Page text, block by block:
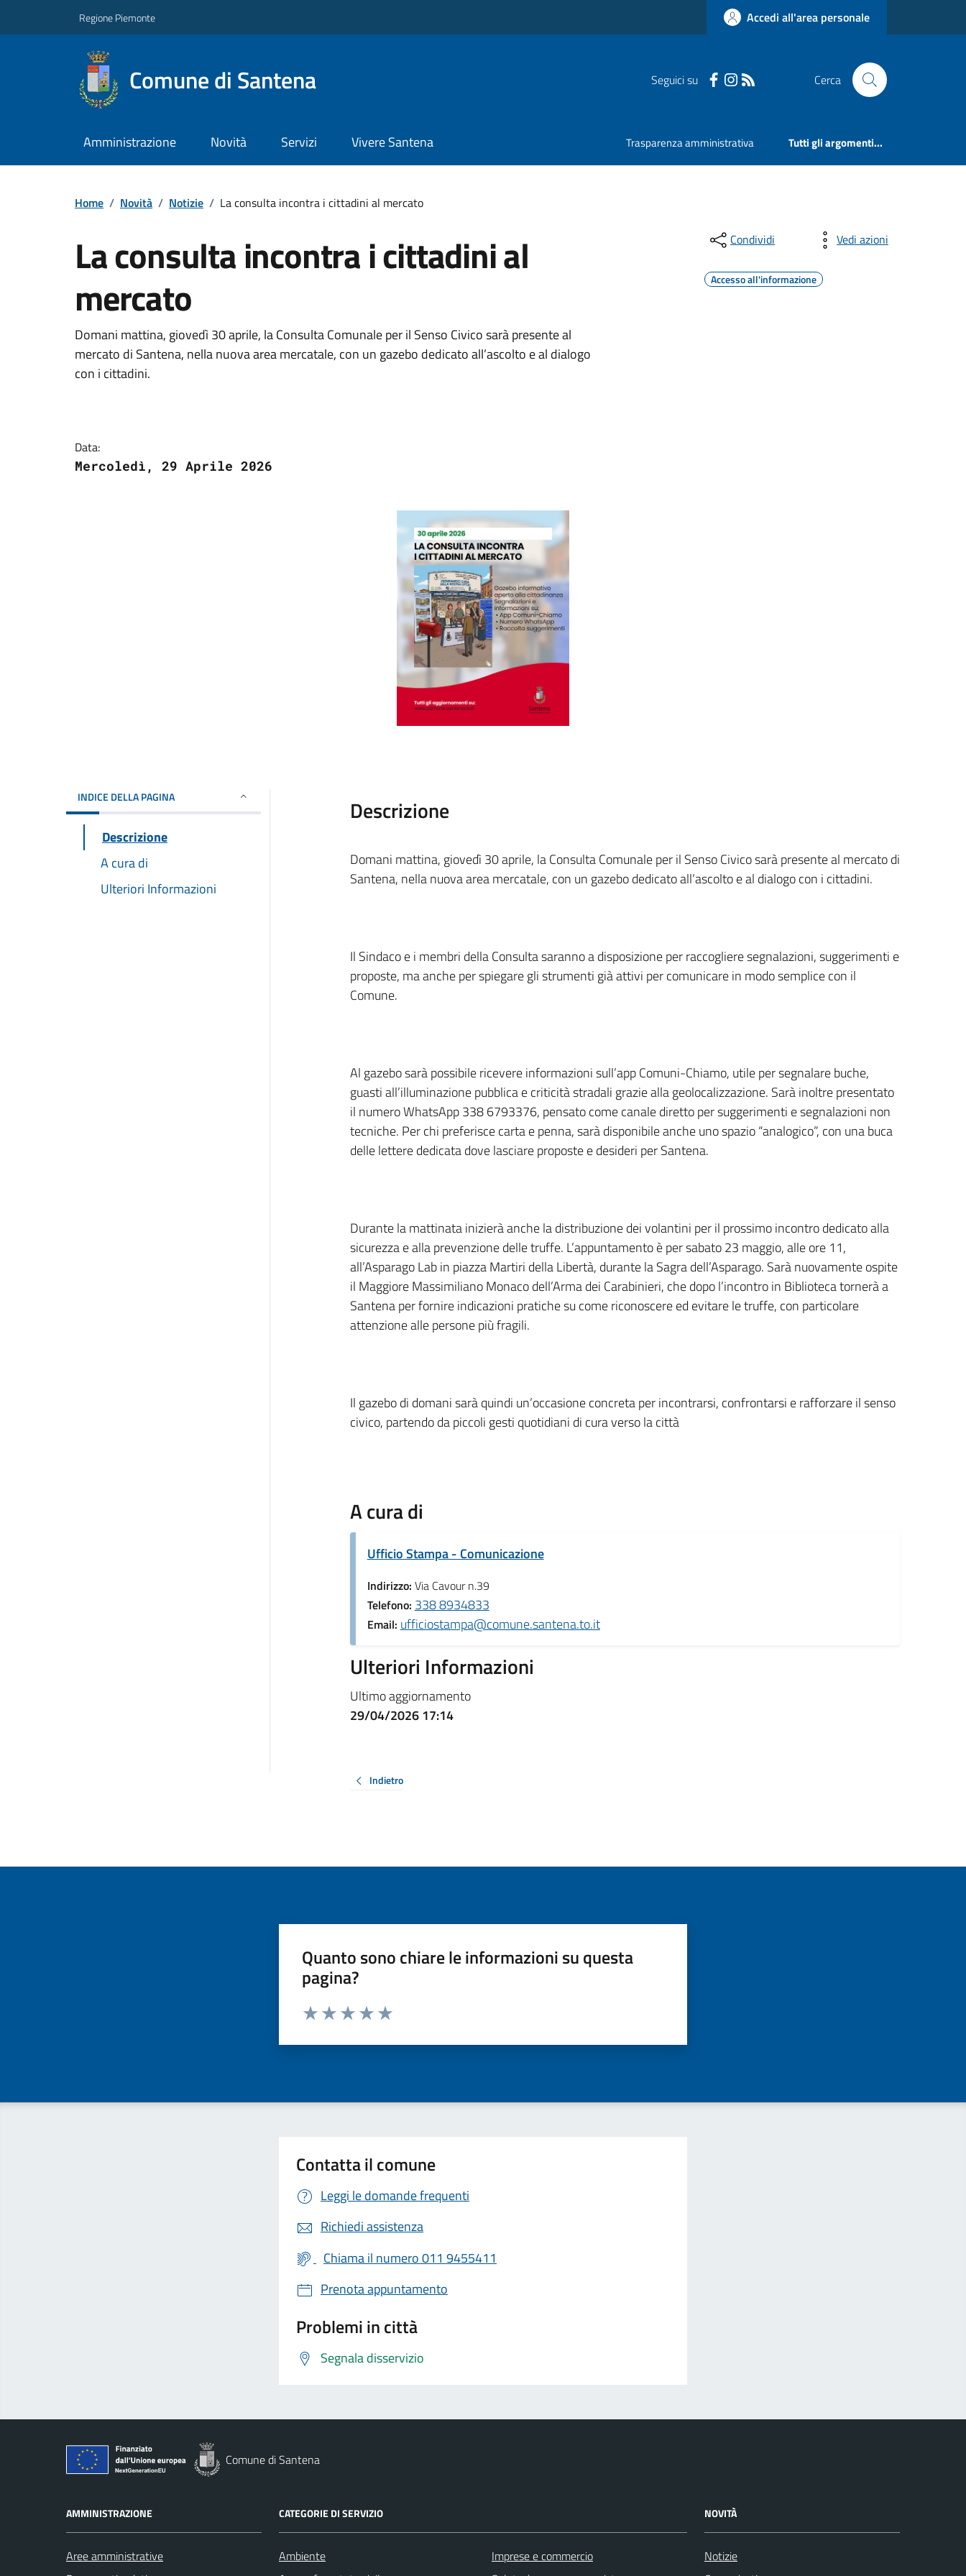
Regione Piemonte Accedi all'area personale
Comune di Santena Seguici su Cerca
Amministrazione Novità Servizi Vivere Santena Trasparenza amministrativa Tutti gli argomenti...
Home / Novità / Notizie / La consulta incontra i cittadini al mercato
La consulta incontra i cittadini al
mercato
Domani mattina, giovedì 30 aprile, la Consulta Comunale per il Senso Civico sarà presente al
mercato di Santena, nella nuova area mercatale, con un gazebo dedicato all’ascolto e al dialogo
con i cittadini.
Data:
Mercoledì, 29 Aprile 2026
Condividi Vedi azioni
Accesso all'informazione
INDICE DELLA PAGINA
Descrizione
A cura di
Ulteriori Informazioni
Descrizione
Domani mattina, giovedì 30 aprile, la Consulta Comunale per il Senso Civico sarà presente al mercato di
Santena, nella nuova area mercatale, con un gazebo dedicato all’ascolto e al dialogo con i cittadini.
Il Sindaco e i membri della Consulta saranno a disposizione per raccogliere segnalazioni, suggerimenti e
proposte, ma anche per spiegare gli strumenti già attivi per comunicare in modo semplice con il
Comune.
Al gazebo sarà possibile ricevere informazioni sull’app Comuni-Chiamo, utile per segnalare buche,
guasti all’illuminazione pubblica e criticità stradali grazie alla geolocalizzazione. Sarà inoltre presentato
il numero WhatsApp 338 6793376, pensato come canale diretto per suggerimenti e segnalazioni non
tecniche. Per chi preferisce carta e penna, sarà disponibile anche uno spazio “analogico”, con una buca
delle lettere dedicata dove lasciare proposte e desideri per Santena.
Durante la mattinata inizierà anche la distribuzione dei volantini per il prossimo incontro dedicato alla
sicurezza e alla prevenzione delle truffe. L’appuntamento è per sabato 23 maggio, alle ore 11,
all’Asparago Lab in piazza Martiri della Libertà, durante la Sagra dell’Asparago. Sarà nuovamente ospite
il Maggiore Massimiliano Monaco dell’Arma dei Carabinieri, che dopo l’incontro in Biblioteca tornerà a
Santena per fornire indicazioni pratiche su come riconoscere ed evitare le truffe, con particolare
attenzione alle persone più fragili.
Il gazebo di domani sarà quindi un’occasione concreta per incontrarsi, confrontarsi e rafforzare il senso
civico, partendo da piccoli gesti quotidiani di cura verso la città
A cura di
Ufficio Stampa - Comunicazione
Indirizzo: Via Cavour n.39
Telefono: 338 8934833
Email: ufficiostampa@comune.santena.to.it
Ulteriori Informazioni
Ultimo aggiornamento
29/04/2026 17:14
Indietro
Quanto sono chiare le informazioni su questa
pagina?
Valuta da 1 a 5 stelle la pagina
Contatta il comune
Leggi le domande frequenti
Richiedi assistenza
Chiama il numero 011 9455411
Prenota appuntamento
Problemi in città
Segnala disservizio
Comune di Santena
AMMINISTRAZIONE
Aree amministrative
CATEGORIE DI SERVIZIO
Ambiente
Imprese e commercio
NOVITÀ
Notizie